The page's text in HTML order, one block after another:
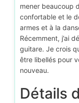
mener beaucoup
confortable et le
armes et à la
Récemment, j’ai
guitare. Je crois
être libellés pour
nouveau.
Détails